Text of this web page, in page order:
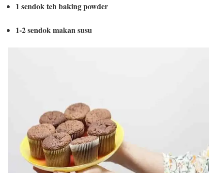
1 sendok teh baking powder
1-2 sendok makan susu